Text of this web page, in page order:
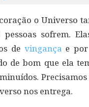
o Universo
sofrem.
de vingança e
de bom que ela
nos entrega.